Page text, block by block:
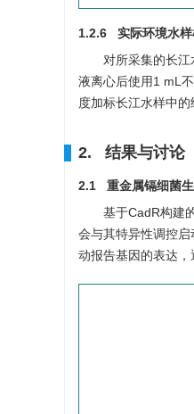
1.2.6 实际环境水样
对所采集的长
液离心后使用1 mL
度加标长江水样中的
2. 结果与讨论
2.1 重金属镉细菌生
基于CadR构建
会与其特异性调控
动报告基因的表达，